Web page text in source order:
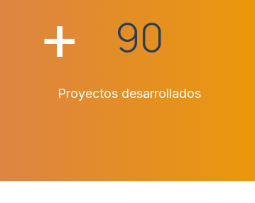
90
+
Proyectos desarrollados